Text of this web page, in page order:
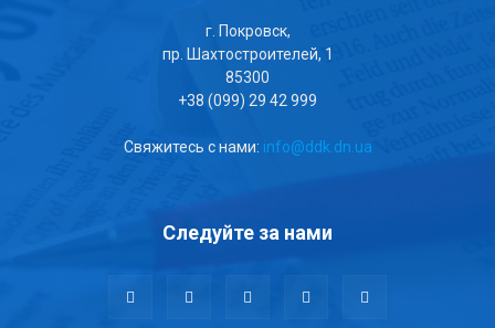
г. Покровск,
пр. Шахтостроителей, 1
85300
+38 (099) 29 42 999
Свяжитесь с нами: info@ddk.dn.ua
Следуйте за нами